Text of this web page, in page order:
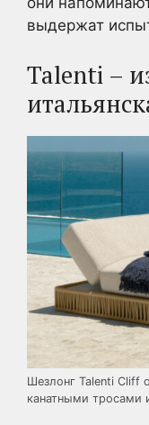
выдержат
Talenti –
Шезлонг Talenti Cliff
канатными тросами